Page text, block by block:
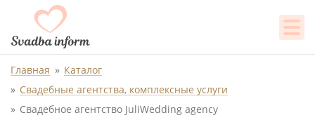
Главная
Каталог
Свадебные агентства, комплексные услуги
Свадебное агентство JuliWedding agency